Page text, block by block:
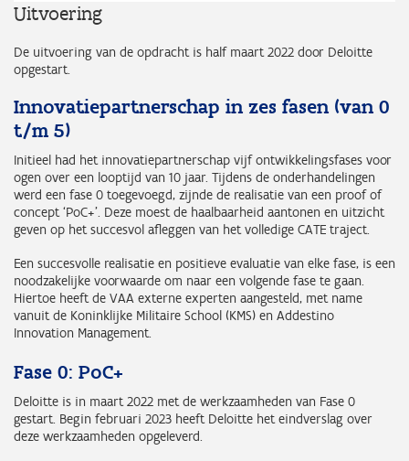
Uitvoering
De uitvoering van de opdracht is half maart 2022 door Deloitte
opgestart.
Innovatiepartnerschap in zes fasen (van 0
t/m 5)
Initieel had het innovatiepartnerschap vijf ontwikkelingsfases voor
ogen over een looptijd van 10 jaar. Tijdens de onderhandelingen
werd een fase 0 toegevoegd, zijnde de realisatie van een proof of
concept ‘PoC+’. Deze moest de haalbaarheid aantonen en uitzicht
geven op het succesvol afleggen van het volledige CATE traject.
Een succesvolle realisatie en positieve evaluatie van elke fase, is een
noodzakelijke voorwaarde om naar een volgende fase te gaan.
Hiertoe heeft de VAA externe experten aangesteld, met name
vanuit de Koninklijke Militaire School (KMS) en Addestino
Innovation Management.
Fase 0: PoC+
Deloitte is in maart 2022 met de werkzaamheden van Fase 0
gestart. Begin februari 2023 heeft Deloitte het eindverslag over
deze werkzaamheden opgeleverd.